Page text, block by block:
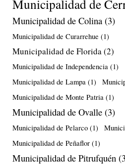
Municipalidad de
Municipalidad de Colina (3)
Municipalidad de Curarrehue (1)
Municipalidad de Florida(2)
Municipalidad de Independencia (1)
Municipalidad de Lampa (1)
Municipalidad de Monte Patria (1)
Municipalidad de Ovalle (3)
Municipalidad de Pelarco (1)
Municipalidad de Peñaflor (1)
Municipalidad de Pitrufquén